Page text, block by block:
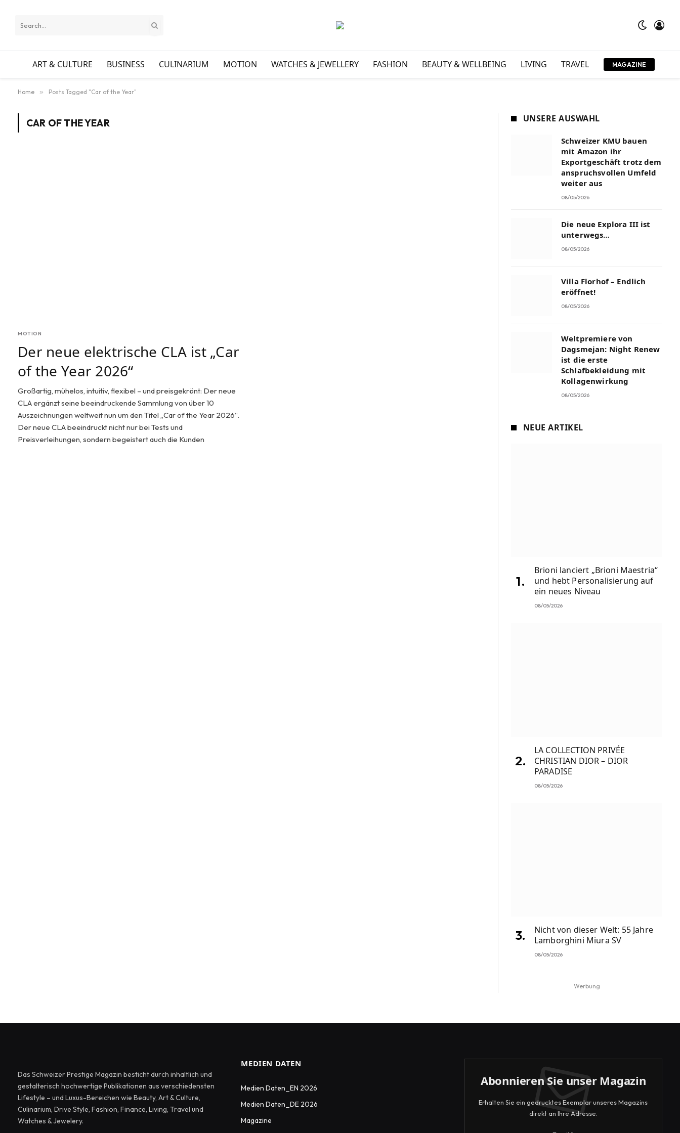
ART & CULTURE BUSINESS CULINARIUM MOTION WATCHES & JEWELLERY FASHION BEAUTY & WELLBEING LIVING TRAVEL MAGAZINE
Home » Posts Tagged "Car of the Year"
CAR OF THE YEAR
MOTION
Der neue elektrische CLA ist „Car
of the Year 2026“
Großartig, mühelos, intuitiv, flexibel – und preisgekrönt: Der neue
CLA ergänzt seine beeindruckende Sammlung von über 10
Auszeichnungen weltweit nun um den Titel „Car of the Year 2026“.
Der neue CLA beeindruckt nicht nur bei Tests und
Preisverleihungen, sondern begeistert auch die Kunden
UNSERE AUSWAHL
Schweizer KMU bauen
mit Amazon ihr
Exportgeschäft trotz dem
anspruchsvollen Umfeld
weiter aus
08/05/2026
Die neue Explora III ist
unterwegs…
08/05/2026
Villa Florhof – Endlich
eröffnet!
08/05/2026
Weltpremiere von
Dagsmejan: Night Renew
ist die erste
Schlafbekleidung mit
Kollagenwirkung
08/05/2026
NEUE ARTIKEL
Brioni lanciert „Brioni Maestria“
und hebt Personalisierung auf
ein neues Niveau
08/05/2026
LA COLLECTION PRIVÉE
CHRISTIAN DIOR – DIOR
PARADISE
08/05/2026
Nicht von dieser Welt: 55 Jahre
Lamborghini Miura SV
08/05/2026
Werbung
Das Schweizer Prestige Magazin besticht durch inhaltlich und
gestalterisch hochwertige Publikationen aus verschiedensten
Lifestyle – und Luxus-Bereichen wie Beauty, Art & Culture,
Culinarium, Drive Style, Fashion, Finance, Living, Travel und
Watches & Jewelery.
MEDIEN DATEN
Medien Daten_EN 2026
Medien Daten_DE 2026
Magazine
Abonnieren Sie unser Magazin
Erhalten Sie ein gedrucktes Exemplar unseres Magazins
direkt an Ihre Adresse.